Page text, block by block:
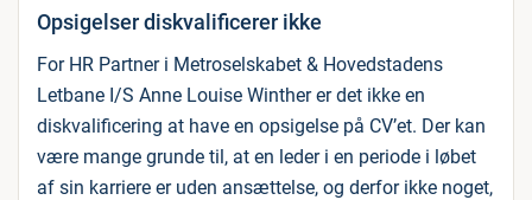
Opsigelser diskvalificerer ikke
For HR Partner i Metroselskabet & Hovedstadens
Letbane I/S Anne Louise Winther er det ikke en
diskvalificering at have en opsigelse på CV’et. Der kan
være mange grunde til, at en leder i en periode i løbet
af sin karriere er uden ansættelse, og derfor ikke noget,